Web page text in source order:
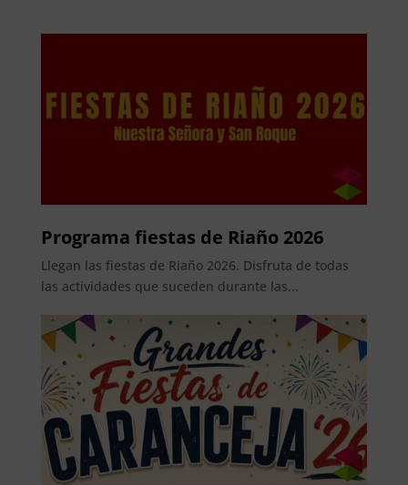
Programa fiestas de Riaño 2026
Llegan las fiestas de Riaño 2026. Disfruta de todas
las actividades que suceden durante las...